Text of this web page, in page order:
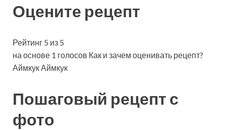
Оцените рецепт
Рейтинг 5 из 5
на основе 1 голосов Как и зачем оценивать рецепт?
Аймкук Аймкук
Пошаговый рецепт с
фото